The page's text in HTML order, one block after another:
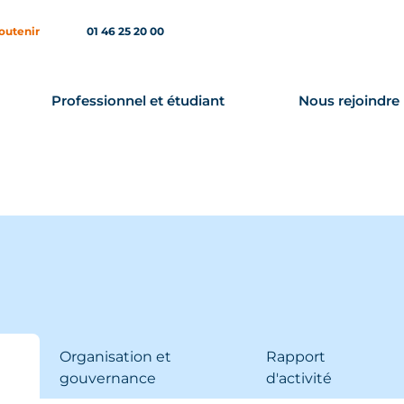
01 46 25 20 00
Professionnel et étudiant Nous rejoindre
Organisation et
gouvernance
Rapport
d'activité